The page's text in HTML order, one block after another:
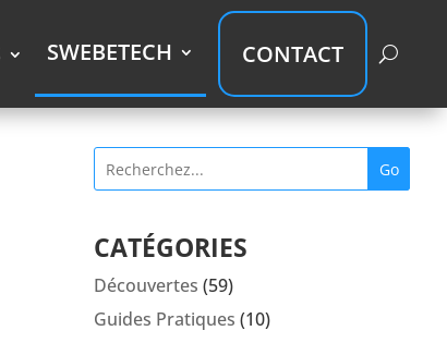
SWEBETECH CONTACT
Go
CATÉGORIES
Découvertes (59)
Guides Pratiques (10)